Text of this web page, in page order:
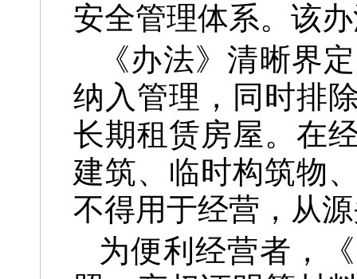
安全管理体系。该
《办法》清晰界
纳入管理，同时排
长期租赁房屋。在
建筑、临时构筑物
不得用于经营，从
为便利经营者，